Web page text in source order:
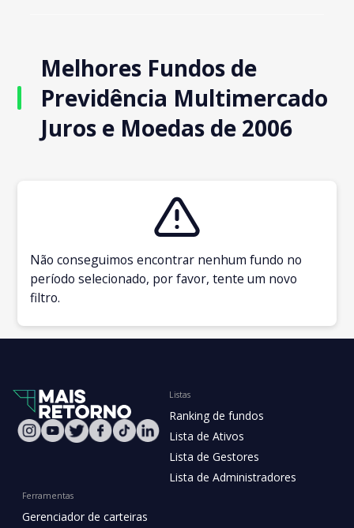
Melhores Fundos de
Previdência Multimercado
Juros e Moedas de 2006
Não conseguimos encontrar nenhum fundo no
período selecionado, por favor, tente um novo
filtro.
Listas
Ranking de fundos
Lista de Ativos
Lista de Gestores
Lista de Administradores
Ferramentas
Gerenciador de carteiras